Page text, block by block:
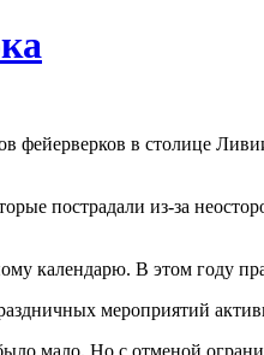
фейерверков в столице
пострадали из-за
календарю. В этом году
мероприятий